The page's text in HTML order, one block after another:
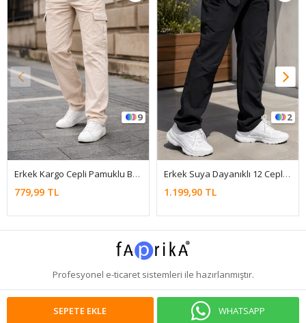
SEPETE EKLE WHATSAPP
2
Erkek Suya Dayanıklı 12 Cepli Kargo Siyah Pantolon
1.199,90 TL
9
Erkek Günlük Kargo Cep Kiremit Baggy Pantolon
779,99 TL
Profesyonel e-ticaretsistemleri ile hazırlanmıştır.